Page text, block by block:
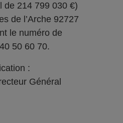
de 214 799 030 €)
de l’Arche 92727
le numéro de
50 60 70.
:
Général